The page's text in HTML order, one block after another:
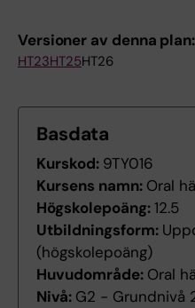
Versioner av denna plan:
HT23HT25HT26
Basdata
Kurskod: 9TY016
Kursens namn: Oral
Högskolepoäng:12.5
Utbildningsform:
(högskolepoäng)
Huvudområde: Oral
Nivå: G2 - Grundnivå